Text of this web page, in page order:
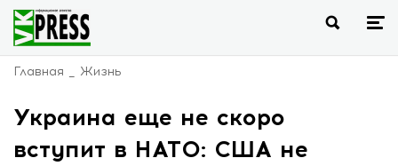
Главная Жизнь
Украина еще не скоро
вступит в НАТО: США не